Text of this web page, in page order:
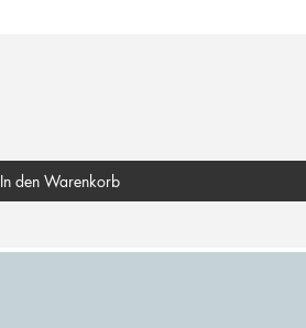
In den Warenkorb